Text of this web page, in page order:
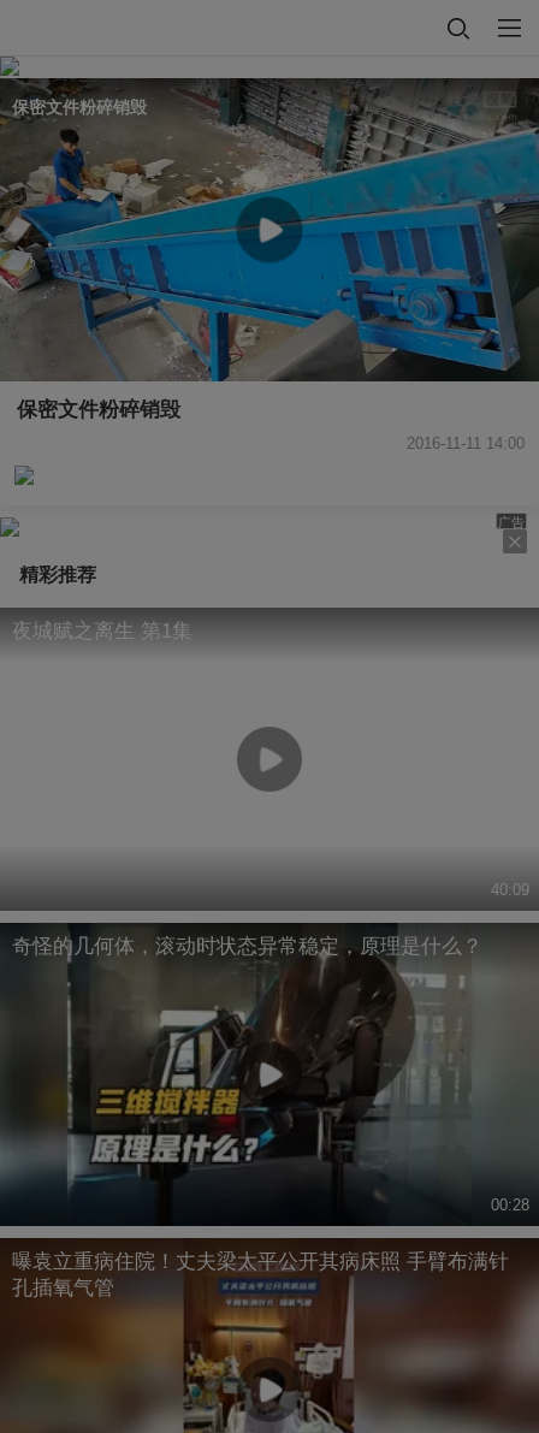
保密文件粉碎销毁
保密文件粉碎销毁
2016-11-11 14:00
广告
精彩推荐
夜城赋之离生 第1集
40:09
奇怪的几何体，滚动时状态异常稳定，原理是什么？
00:28
曝袁立重病住院！丈夫梁太平公开其病床照 手臂布满针
孔插氧气管